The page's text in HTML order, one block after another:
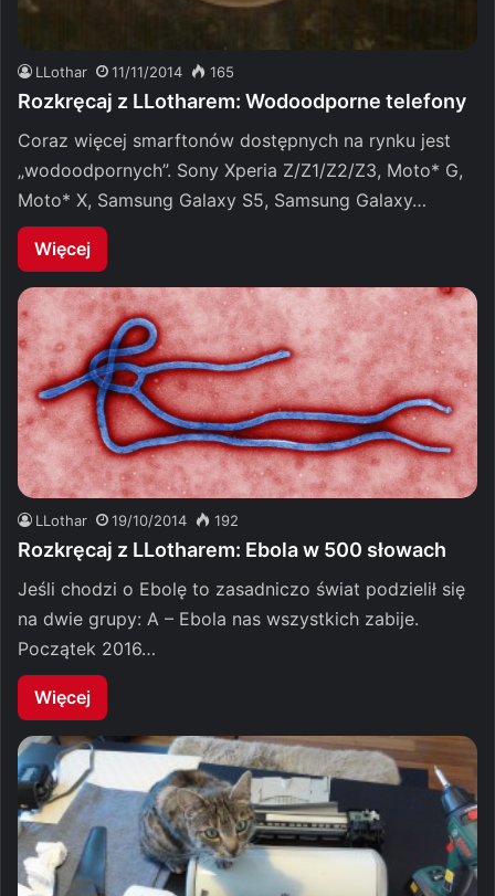
LLothar 11/11/2014 165
Rozkręcaj z LLotharem: Wodoodporne telefony
Coraz więcej smarftonów dostępnych na rynku jest
„wodoodpornych”. Sony Xperia Z/Z1/Z2/Z3, Moto* G,
Moto* X, Samsung Galaxy S5, Samsung Galaxy…
Więcej
LLothar 19/10/2014 192
Rozkręcaj z LLotharem: Ebola w 500 słowach
Jeśli chodzi o Ebolę to zasadniczo świat podzielił się
na dwie grupy: A – Ebola nas wszystkich zabije.
Początek 2016…
Więcej